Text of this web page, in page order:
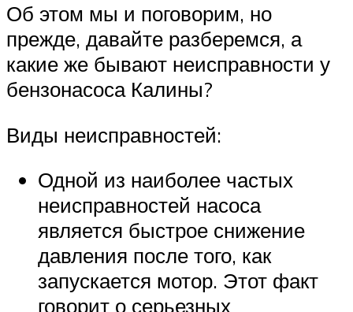
Об этом мы и поговорим, но
прежде, давайте разберемся, а
какие же бывают неисправности у
бензонасоса Калины?
Виды неисправностей:
Одной из наиболее частых
неисправностей насоса
является быстрое снижение
давления после того, как
запускается мотор. Этот факт
говорит о серьезных